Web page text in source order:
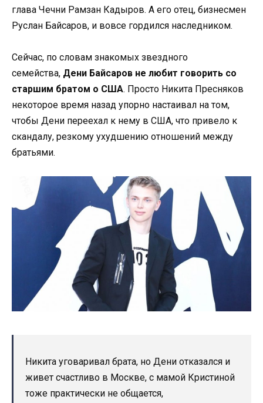
глава Чечни Рамзан Кадыров. А его отец, бизнесмен
Руслан Байсаров, и вовсе гордился наследником.
Сейчас, по словам знакомых звездного
семейства, Дени Байсаров не любит говорить со
старшим братом о США. Просто Никита Пресняков
некоторое время назад упорно настаивал на том,
чтобы Дени переехал к нему в США, что привело к
скандалу, резкому ухудшению отношений между
братьями.
Никита уговаривал брата, но Дени отказался и
живет счастливо в Москве, с мамой Кристиной
тоже практически не общается,